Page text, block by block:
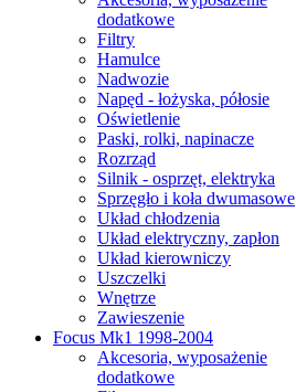
dodatkowe
Filtry
Hamulce
Nadwozie
Napęd - łożyska, półosie
Oświetlenie
Paski, rolki, napinacze
Rozrząd
Silnik - osprzęt, elektryka
Sprzęgło i koła dwumasowe
Układ chłodzenia
Układ elektryczny, zapłon
Układ kierowniczy
Uszczelki
Wnętrze
Zawieszenie
Focus Mk1 1998-2004
Akcesoria, wyposażenie
dodatkowe